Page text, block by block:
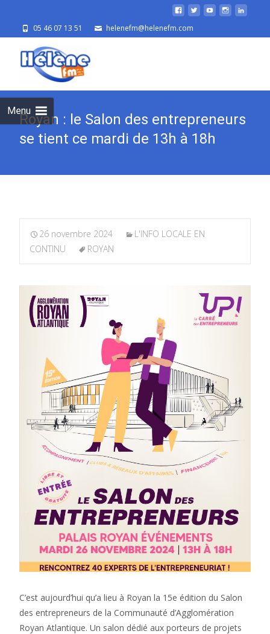
05 46 07 13 51 helenefm@helenefm.com
Menu
Royan : le Salon des entrepreneurs
se tient ce mardi de 13h à 18h
26 novembre 2024
L'INFO LOCALE EN
CONTINU
ROYAN
C’est aujourd’hui qu’a lieu à Royan la 15e édition du Salon
des entrepreneurs de la Communauté d’Agglomération
Royan Atlantique. Un salon dédié aux porteurs de projets